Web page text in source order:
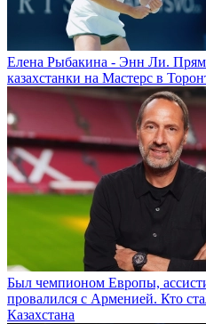
Елена Рыбакина - Энн Ли.
казахстанки на Мастерс в
Был чемпионом Европы,
провалился с Арменией. Кто
Казахстана